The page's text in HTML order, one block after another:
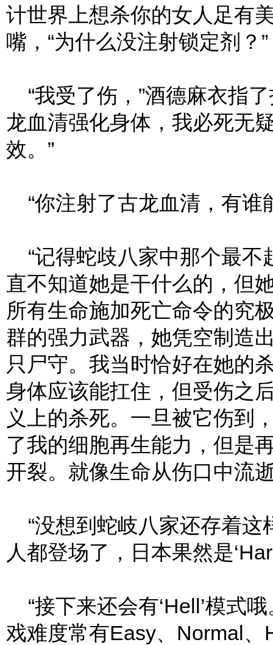
计世界上想杀你的女人足有
嘴，“为什么没注射锁定剂？”
“我受了伤，”酒德麻衣指
龙血清强化身体，我必死无
效。”
“你注射了古龙血清，有谁
“记得蛇歧八家中那个最不
直不知道她是干什么的，但
所有生命施加死亡命令的究
群的强力武器，她凭空制造
只尸守。我当时恰好在她的
身体应该能扛住，但受伤之
义上的杀死。一旦被它伤到
了我的细胞再生能力，但是
开裂。就像生命从伤口中流
“没想到蛇岐八家还存着
人都登场了，日本果然是
“接下来还会有‘Hell’模式
戏难度常有Easy、Normal